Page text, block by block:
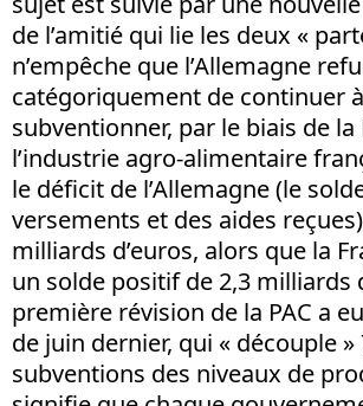
de l’amitié qui lie les deux «
n’empêche que l’Allemagne
catégoriquement de continuer à
subventionner, par le biais de la
l’industrie agro-alimentaire
le déficit de l’Allemagne (le
versements et des aides
milliards d’euros, alors que la
un solde positif de 2,3 milliards
première révision de la PAC a
de juin dernier, qui « découple »
subventions des niveaux de